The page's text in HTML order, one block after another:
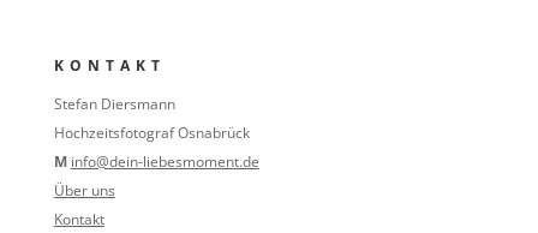
KONTAKT
Stefan Diersmann
Hochzeitsfotograf Osnabrück
M info@dein-liebesmoment.de
Über uns
Kontakt